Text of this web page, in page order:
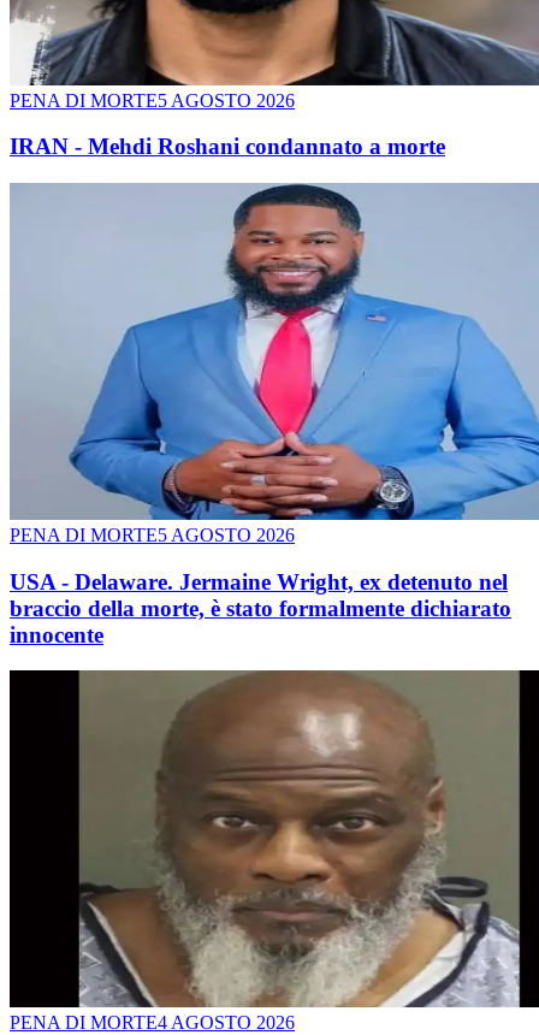
PENA DI MORTE5 AGOSTO 2026
IRAN - Mehdi Roshani condannato a morte
PENA DI MORTE5 AGOSTO 2026
USA - Delaware. Jermaine Wright, ex detenuto nel
braccio della morte, è stato formalmente dichiarato
innocente
PENA DI MORTE4 AGOSTO 2026